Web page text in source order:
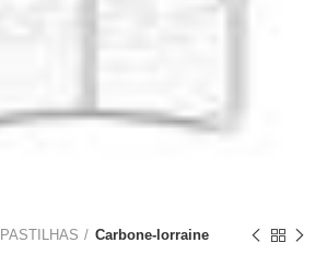
PASTILHAS Carbone-lorraine